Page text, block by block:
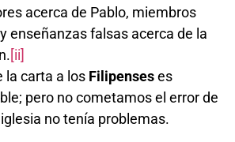
acerca de Pablo, miembros
enseñanzas falsas acerca de la
[ii]
la carta a los Filipenseses
pero no cometamos el error de
no tenía problemas.